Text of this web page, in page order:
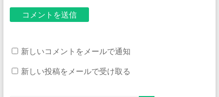
新しいコメントをメールで通知
新しい投稿をメールで受け取る